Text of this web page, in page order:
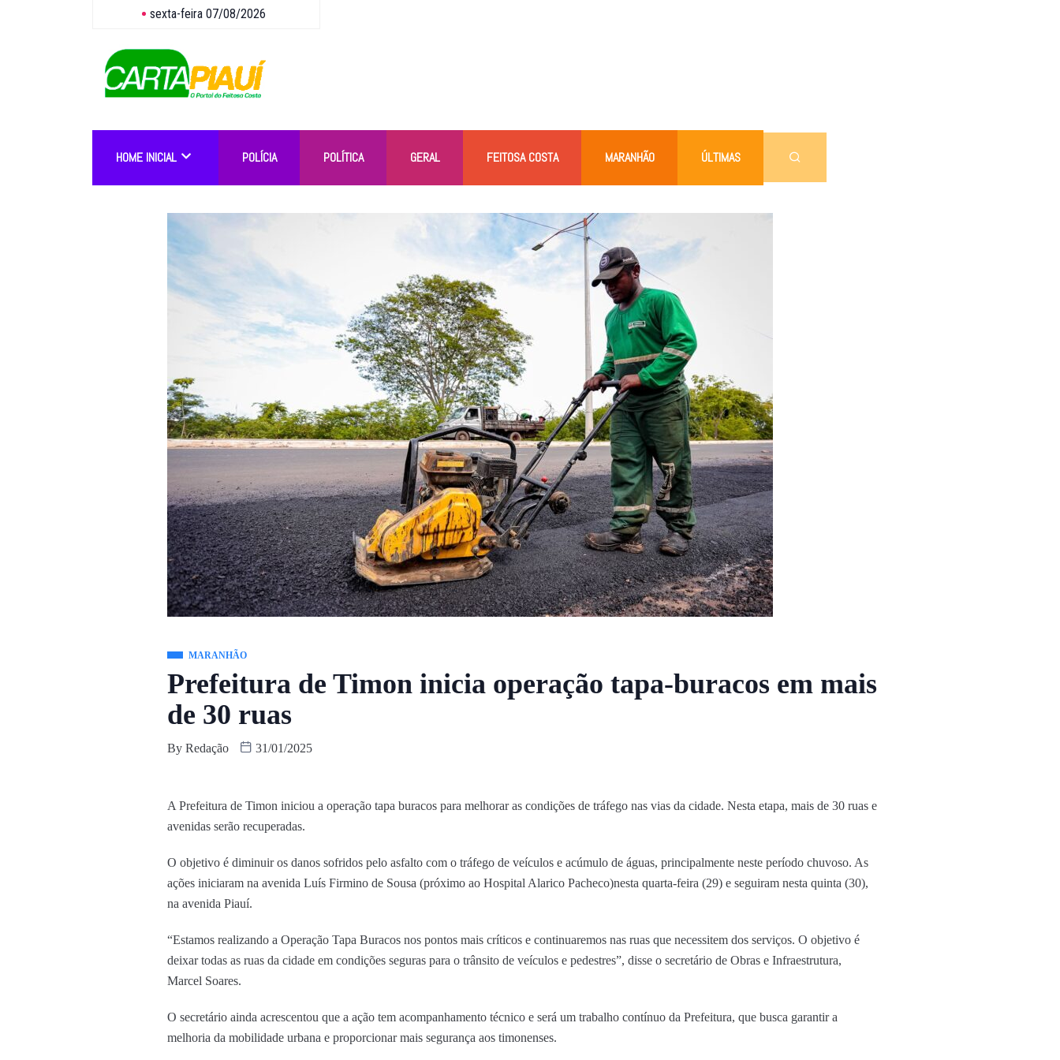
sexta-feira 07/08/2026
HOME INICIAL POLÍCIA POLÍTICA GERAL FEITOSA COSTA MARANHÃO ÚLTIMAS
MARANHÃO
Prefeitura de Timon inicia operação tapa-buracos em mais
de 30 ruas
By Redação 31/01/2025
A Prefeitura de Timon iniciou a operação tapa buracos para melhorar as condições de tráfego nas vias da cidade. Nesta etapa, mais de 30 ruas e
avenidas serão recuperadas.
O objetivo é diminuir os danos sofridos pelo asfalto com o tráfego de veículos e acúmulo de águas, principalmente neste período chuvoso. As
ações iniciaram na avenida Luís Firmino de Sousa (próximo ao Hospital Alarico Pacheco)nesta quarta-feira (29) e seguiram nesta quinta (30),
na avenida Piauí.
“Estamos realizando a Operação Tapa Buracos nos pontos mais críticos e continuaremos nas ruas que necessitem dos serviços. O objetivo é
deixar todas as ruas da cidade em condições seguras para o trânsito de veículos e pedestres”, disse o secretário de Obras e Infraestrutura,
Marcel Soares.
O secretário ainda acrescentou que a ação tem acompanhamento técnico e será um trabalho contínuo da Prefeitura, que busca garantir a
melhoria da mobilidade urbana e proporcionar mais segurança aos timonenses.